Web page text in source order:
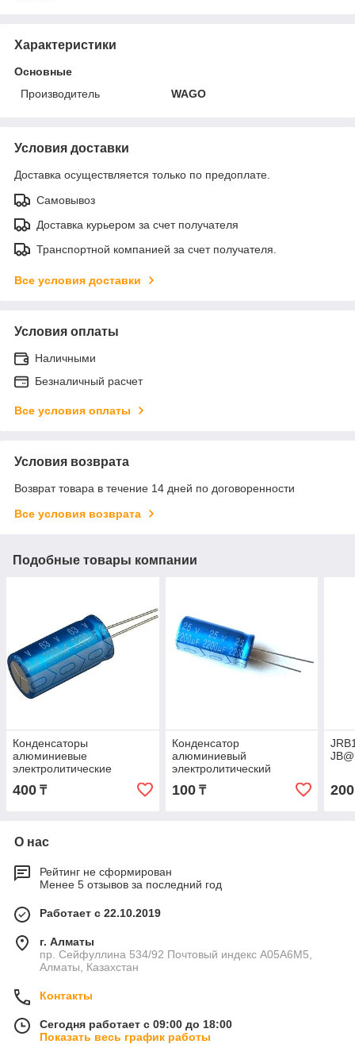
Характеристики
Основные
Производитель
WAGO
Условия доставки
Доставка осуществляется только по предоплате.
Самовывоз
Доставка курьером за счет получателя
Транспортной компанией за счет получателя.
Все условия доставки
Условия оплаты
Наличными
Безналичный расчет
Все условия оплаты
Условия возврата
Возврат товара в течение 14 дней по договоренности
Все условия возврата
Подобные товары компании
Конденсаторы
алюминиевые
электролитические
2200UF 63V 105C
JRB1J222M07501800350000B
400 ₸
Конденсатор
алюминиевый
электролитический
2200UF 25V 105C 2000H
13.0*21.0
100₸ 200
О нас
Рейтинг не сформирован
Менее 5 отзывов за последний год
Работает с 22.10.2019
г. Алматы
пр. Сейфуллина 534/92 Почтовый индекс A05A6M5,
Алматы, Казахстан
Контакты
Сегодня работает с 09:00 до 18:00
Показать весь график работы